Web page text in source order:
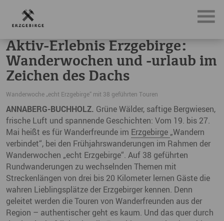
News, Neuigkeiten & Nachrichten aus dem Erzgebirge
Aktiv-Erlebnis Erzgebirge:
Wanderwochen und -urlaub im
Zeichen des Dachs
Wanderwoche „echt Erzgebirge“ mit 38 geführten Touren
ANNABERG-BUCHHOLZ. Grüne Wälder, saftige Bergwiesen,
frische Luft und spannende Geschichten: Vom 19. bis 27.
Mai heißt es für Wanderfreunde im Erzgebirge „Wandern
verbindet“, bei den Frühjahrswanderungen im Rahmen der
Wanderwochen „echt Erzgebirge“. Auf 38 geführten
Rundwanderungen zu wechselnden Themen mit
Streckenlängen von drei bis 20 Kilometer lernen Gäste die
wahren Lieblingsplätze der Erzgebirger kennen. Denn
geleitet werden die Touren von Wanderfreunden aus der
Region – authentischer geht es kaum. Und das quer durch